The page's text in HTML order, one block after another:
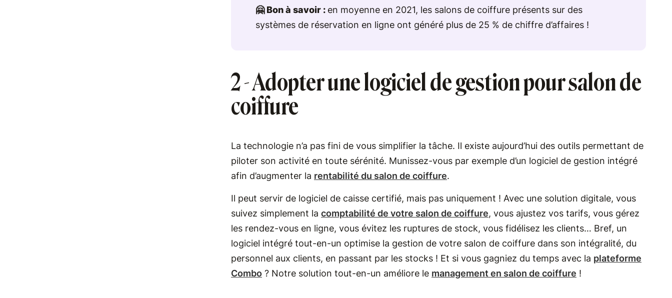
🤗 Bon à savoir : en moyenne en 2021, les salons de coiffure présents sur des
systèmes de réservation en ligne ont généré plus de 25 % de chiffre d’affaires !
2 - Adopter une logiciel de gestion pour salon de
coiffure
La technologie n’a pas fini de vous simplifier la tâche. Il existe aujourd’hui des outils permettant de
piloter son activité en toute sérénité. Munissez-vous par exemple d’un logiciel de gestion intégré
afin d’augmenter la rentabilité du salon de coiffure.
Il peut servir de logiciel de caisse certifié, mais pas uniquement ! Avec une solution digitale, vous
suivez simplement la comptabilité de votre salon de coiffure, vous ajustez vos tarifs, vous gérez
les rendez-vous en ligne, vous évitez les ruptures de stock, vous fidélisez les clients… Bref, un
logiciel intégré tout-en-un optimise la gestion de votre salon de coiffure dans son intégralité, du
personnel aux clients, en passant par les stocks ! Et si vous gagniez du temps avec la plateforme
Combo ? Notre solution tout-en-un améliore le management en salon de coiffure !